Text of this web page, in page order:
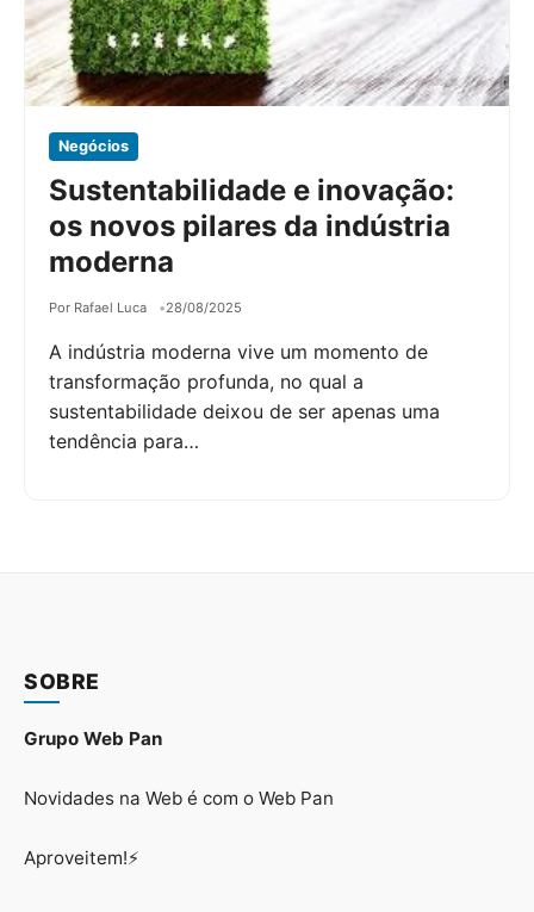
Negócios
Sustentabilidade e inovação:
os novos pilares da indústria
moderna
Por Rafael Luca 28/08/2025
A indústria moderna vive um momento de
transformação profunda, no qual a
sustentabilidade deixou de ser apenas uma
tendência para…
SOBRE
Grupo Web Pan
Novidades na Web é com o Web Pan
Aproveitem!⚡